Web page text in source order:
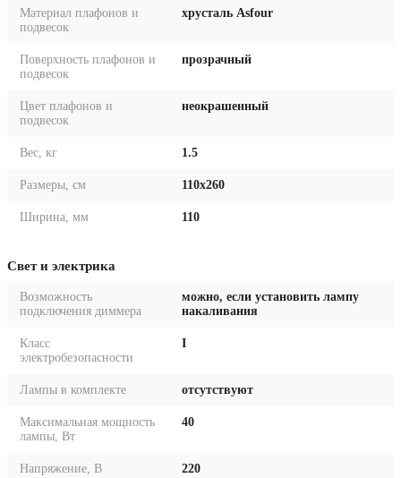
Материал плафонов и
подвесок
хрусталь Asfour
Поверхность плафонов и
подвесок
прозрачный
Цвет плафонов и
подвесок
неокрашенный
Вес, кг 1.5
Размеры, см 110x260
Ширина, мм 110
Свет и электрика
Возможность
подключения диммера
можно, если установить лампу
накаливания
Класс
электробезопасности
I
Лампы в комплекте отсутствуют
Максимальная мощность
лампы, Вт
40
Напряжение, В 220